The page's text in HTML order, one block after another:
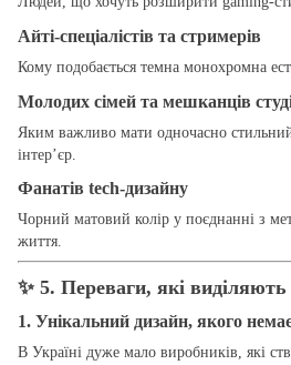
Айті-спеціалістів та стримерів
Кому подобається темна монохромна
Молодих сімей та мешканців
Яким важливо мати одночасно
інтер’єр.
Фанатів tech-дизайну
Чорний матовий колір у поєднанні з
життя.
✨ 5. Переваги, які
1. Унікальний дизайн, якого
В Україні дуже мало виробників, які